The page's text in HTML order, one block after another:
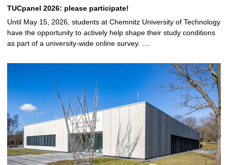
TUCpanel 2026: please participate!
Until May 15, 2026, students at Chemnitz University of Technology
have the opportunity to actively help shape their study conditions
as part of a university-wide online survey. …